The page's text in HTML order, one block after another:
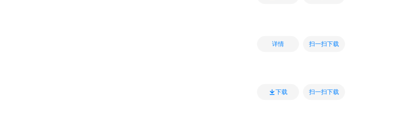
详情 扫一扫下载
下载 扫一扫下载